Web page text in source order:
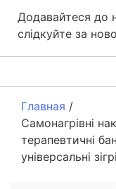
Додавайтеся до
слідкуйте за
Главная /
Самонагрівні
терапевтичні
універсальні